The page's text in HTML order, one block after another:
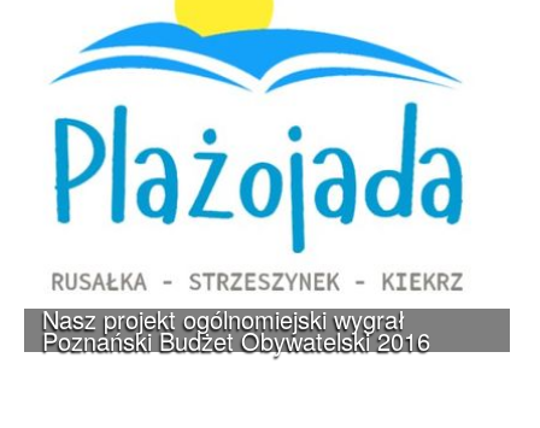
Nasz projekt ogólnomiejski wygrał
Poznański Budżet Obywatelski 2016